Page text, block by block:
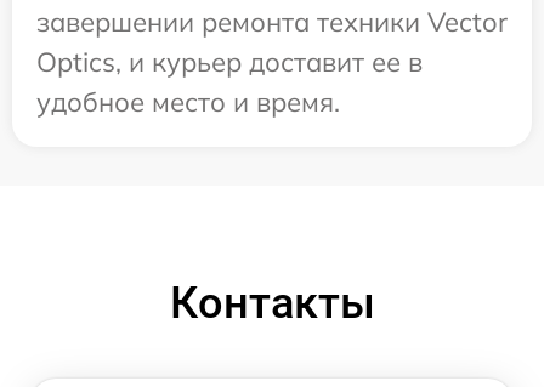
завершении ремонта техники Vector
Optics, и курьер доставит ее в
удобное место и время.
Контакты